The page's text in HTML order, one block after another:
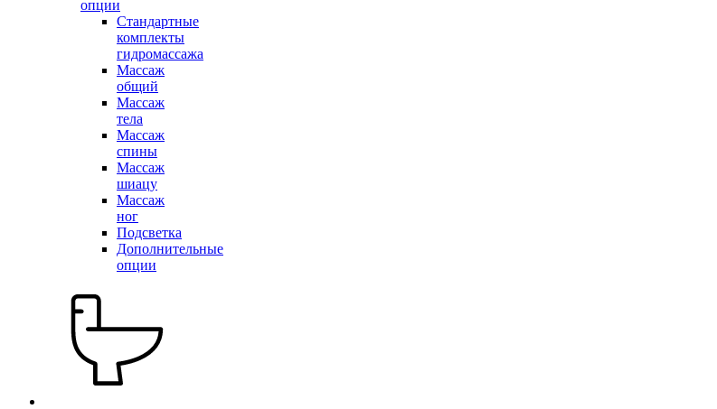
опции
Стандартные
комплекты
гидромассажа
Массаж
общий
Массаж
тела
Массаж
спины
Массаж
шиацу
Массаж
ног
Подсветка
Дополнительные
опции